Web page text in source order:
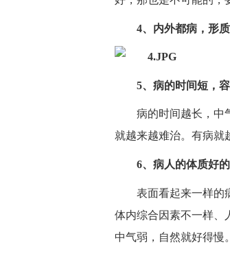
4、内外都病，形
5、病的时间短，
病的时间越长，中
就越来越难治。有病就
6、病人的体质好
表面看起来一样的
体内综合因素不一样、
中气弱，自然就好得慢。